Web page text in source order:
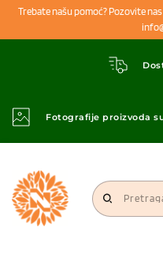
Trebate našu pomoć? Pozovite
Fotografije proizvoda
Pretraga